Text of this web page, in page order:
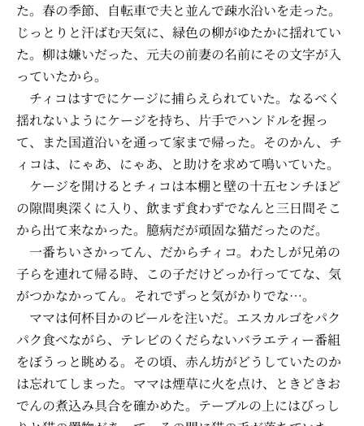
た。春の季節、自転車で夫と並んで疎水沿いを走った。
じっとりと汗ばむ天気に、緑色の柳がゆたかに揺れてい
た。柳は嫌いだった、元夫の前妻の名前にその文字が入
っていたから。
チィコはすでにケージに捕らえられていた。なるべく
揺れないようにケージを持ち、片手でハンドルを握っ
て、また国道沿いを通って家まで帰った。そのかん、チ
ィコは、にゃあ、にゃあ、と助けを求めて鳴いていた。
ケージを開けるとチィコは本棚と壁の十五センチほど
の隙間奥深くに入り、飲まず食わずでなんと三日間そこ
から出て来なかった。臆病だが頑固な猫だったのだ。
一番ちいさかってん、だからチィコ。わたしが兄弟の
子らを連れて帰る時、この子だけどっか行っててな、気
がつかなかってん。それでずっと気がかりでな…。
ママは何杯目かのビールを注いだ。エスカルゴをパク
パク食べながら、テレビのくだらないバラエティー番組
をぼうっと眺める。その頃、赤ん坊がどうしていたのか
は忘れてしまった。ママは煙草に火を点け、ときどきお
でんの煮込み具合を確かめた。テーブルの上にはびっし